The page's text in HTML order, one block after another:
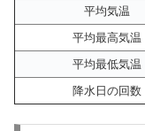
平均気温
平均最高気温
平均最低気温
降水日の回数